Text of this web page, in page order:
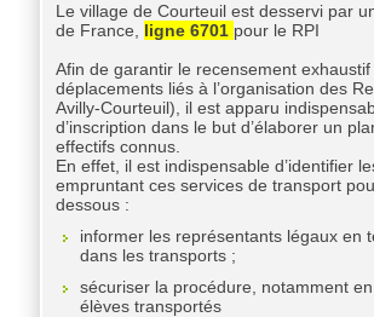
Le village de Courteuil est desservi par
de France, ligne 6701 pour le RPI
Afin de garantir le recensement
déplacements liés à l’organisation des
Avilly-Courteuil), il est apparu
d’inscription dans le but d’élaborer un
effectifs connus.
En effet, il est indispensable d’identifier
empruntant ces services de transport
dessous :
informer les représentants légaux en
dans les transports ;
sécuriser la procédure, notamment
élèves transportés